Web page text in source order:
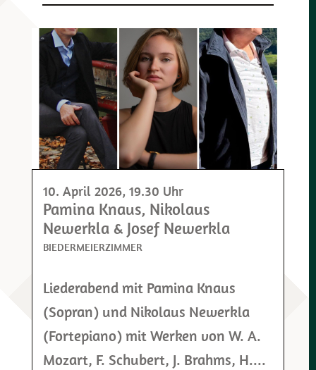
10. April 2026, 19.30 Uhr
Pamina Knaus, Nikolaus
Newerkla & Josef Newerkla
BIEDERMEIERZIMMER
Liederabend mit Pamina Knaus
(Sopran) und Nikolaus Newerkla
(Fortepiano) mit Werken von W. A.
Mozart, F. Schubert, J. Brahms, H....